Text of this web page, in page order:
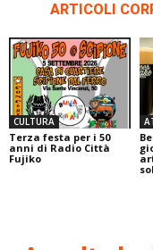
ARTICOLI
CULTURA
Terza festa per i 50
anni di Radio Città
Fujiko